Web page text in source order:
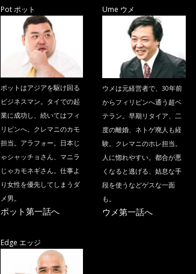
Pot ポット
ポットはアジアを駆け回る
ビジネスマン。タイでの起
業に成功し、続いてはフィ
リピンへ。クレマニのカモ
担当。アラフォー。日本じ
ゃシャッチョさん、マニラ
じゃカモネギさん。仕事よ
り女性を優先してしまうダ
メ男。
ポット第一話へ
Ume ウメ
ウメは元経営者で、30年前
からフィリピンへ通う超ベ
テラン。早期リタイア、二
度の離婚、ネトゲ廃人も経
験。クレマニのホレ担当。
人に惚れやすい。都合が悪
くなると逃げる、姑息な手
段を使うなどゲスな一面
も。
ウメ第一話へ
Edge エッジ